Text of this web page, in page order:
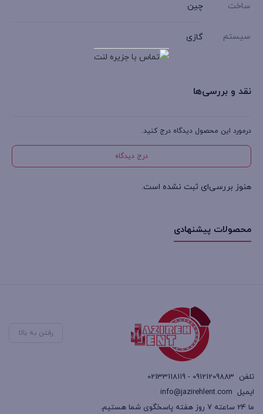
ساخت چین
سیستم گازی
نقد و بررسی‌ها
درمورد این محصول دیدگاه درج کنید.
درج دیدگاه
هنوز بررسی‌ای ثبت نشده است.
محصولات پیشنهادی
رفتن به بالا
تلفن 09121209883 - 02133118119
ایمیل info@jazirehlent.com
ما 24 ساعته 7 روز هفته پاسخگوی شما هستیم.